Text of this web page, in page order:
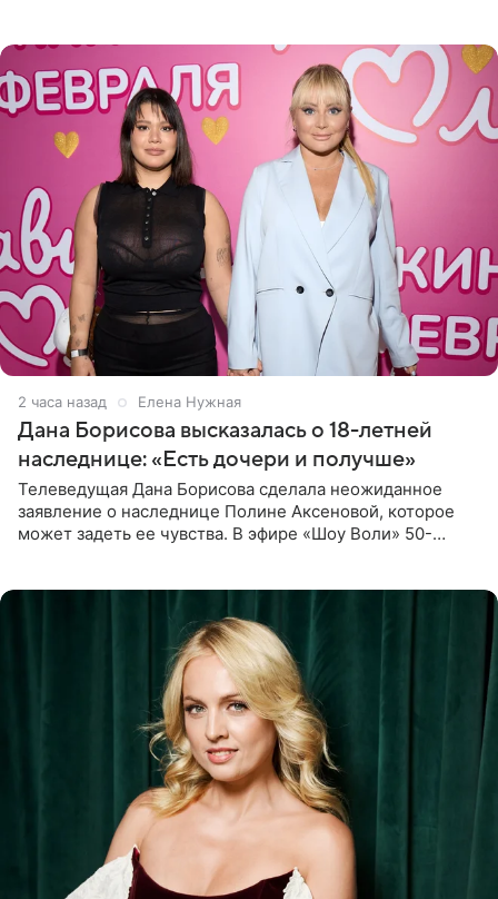
2 часа назад Елена Нужная
Дана Борисова высказалась о 18-летней
наследнице: «Есть дочери и получше»
Телеведущая Дана Борисова сделала неожиданное
заявление о наследнице Полине Аксеновой, которое
может задеть ее чувства. В эфире «Шоу Воли» 50-